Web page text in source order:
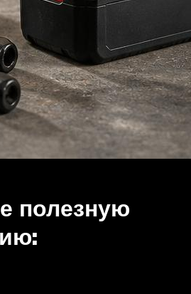
полезную